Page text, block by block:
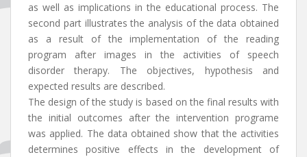
as well as implications in the educational process. The
second part illustrates the analysis of the data obtained
as a result of the implementation of the reading
program after images in the activities of speech
disorder therapy. The objectives, hypothesis and
expected results are described.
The design of the study is based on the final results with
the initial outcomes after the intervention programe
was applied. The data obtained show that the activities
determines positive effects in the development of